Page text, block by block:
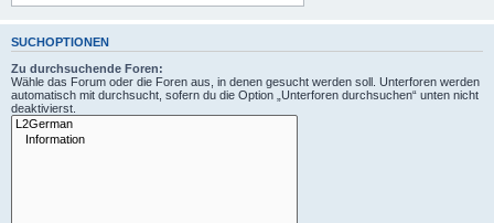
SUCHOPTIONEN
Zu durchsuchende Foren:
Wähle das Forum oder die Foren aus, in denen gesucht werden soll. Unterforen werden
automatisch mit durchsucht, sofern du die Option „Unterforen durchsuchen“ unten nicht
deaktivierst.